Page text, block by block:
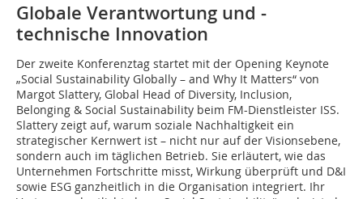
Globale Verantwortung und ­
technische Innovation
Der zweite Konferenztag startet mit der Opening Keynote
„Social Sustainability Globally – and Why It Matters“ von
Margot Slattery, Global Head of Diversity, Inclusion,
Belonging & Social Sustainability beim FM-Dienstleister ISS.
Slattery zeigt auf, warum soziale Nachhaltigkeit ein
strategischer Kernwert ist – nicht nur auf der Visionsebene,
sondern auch im täglichen Betrieb. Sie erläutert, wie das
Unternehmen Fortschritte misst, Wirkung überprüft und D&I
sowie ESG ganzheitlich in die Organisation integriert. Ihr